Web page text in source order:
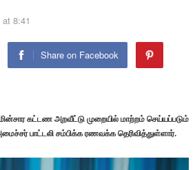
8:41
Share on Facebook
கட்டண அறவீட்டு முறையில் மாற்றம் செய்யப்படும்
பாட்டலி சம்பிக்க ரணவக்க தெரிவித்துள்ளார்.